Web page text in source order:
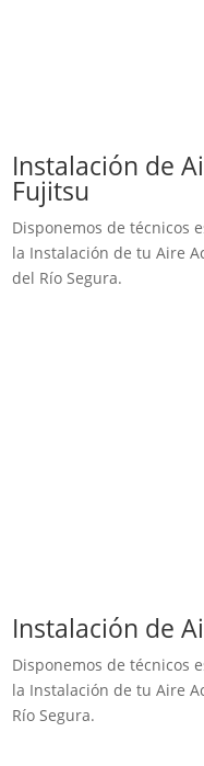
Instalación de
Fujitsu
Disponemos de técnicos
la Instalación de tu Aire
del Río Segura.
Instalación de
Disponemos de técnicos
la Instalación de tu Aire
Río Segura.